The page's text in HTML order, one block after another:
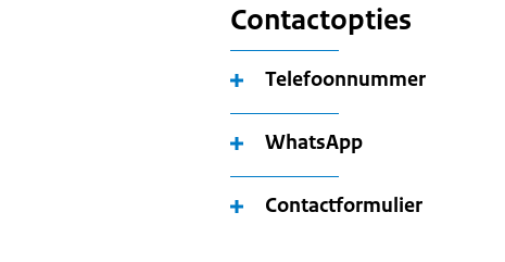
Contactopties
Telefoonnummer
WhatsApp
Contactformulier